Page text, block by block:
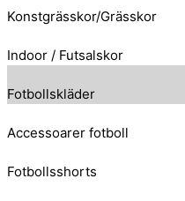
Konstgrässkor/Grässkor
Indoor / Futsalskor
Fotbollskläder
Accessoarer fotboll
Fotbollsshorts